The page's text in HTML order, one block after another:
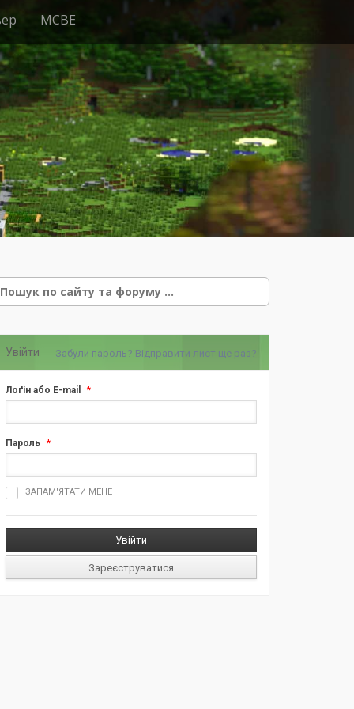
MCBE
Увійти Забули пароль? Відправити лист ще раз?
Лоґін або E-mail *
Пароль *
ЗАПАМ'ЯТАТИ МЕНЕ